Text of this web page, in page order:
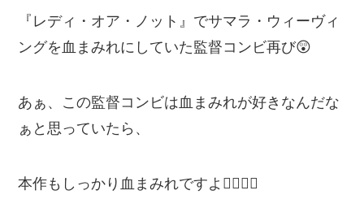
『レディ・オア・ノット』でサマラ・ウィーヴィ
ングを血まみれにしていた監督コンビ再び😲
あぁ、この監督コンビは血まみれが好きなんだな
ぁと思っていたら、
本作もしっかり血まみれですよ💁‍♂️💁‍♂️